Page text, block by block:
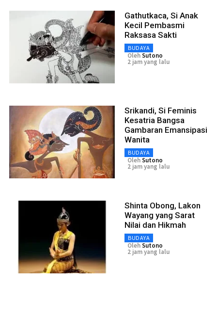
Gathutkaca, Si Anak
Kecil Pembasmi
Raksasa Sakti
BUDAYA
OlehSutono
2 jam yang lalu
Srikandi, Si Feminis
Kesatria Bangsa
Gambaran Emansipasi
Wanita
BUDAYA
OlehSutono
2 jam yang lalu
Shinta Obong, Lakon
Wayang yang Sarat
Nilai dan Hikmah
BUDAYA
OlehSutono
2 jam yang lalu